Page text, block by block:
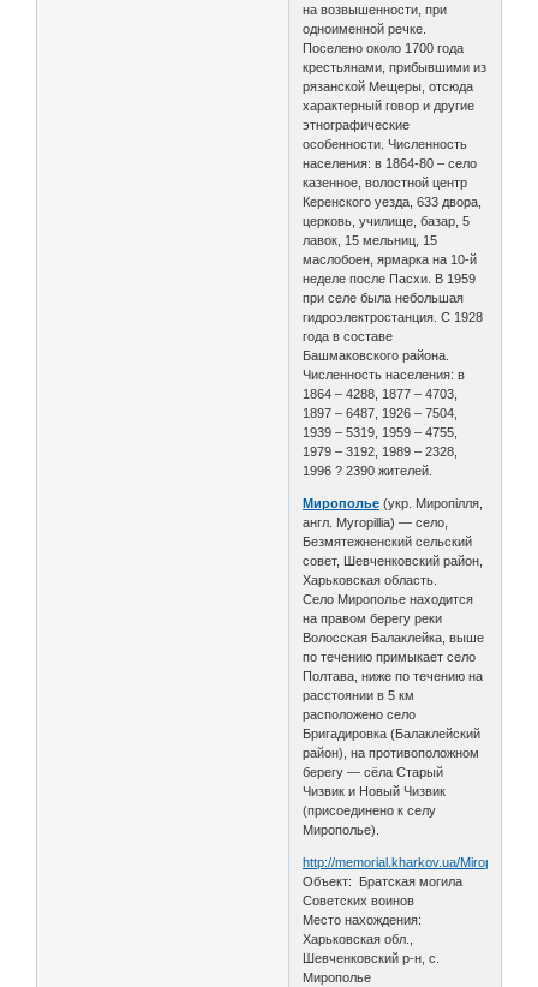
на возвышенности, при
одноименной речке.
Поселено около 1700 года
крестьянами, прибывшими из
рязанской Мещеры, отсюда
характерный говор и другие
этнографические
особенности. Численность
населения: в 1864-80 – село
казенное, волостной центр
Керенского уезда, 633 двора,
церковь, училище, базар, 5
лавок, 15 мельниц, 15
маслобоен, ярмарка на 10-й
неделе после Пасхи. В 1959
при селе была небольшая
гидроэлектростанция. С 1928
года в составе
Башмаковского района.
Численность населения: в
1864 – 4288, 1877 – 4703,
1897 – 6487, 1926 – 7504,
1939 – 5319, 1959 – 4755,
1979 – 3192, 1989 – 2328,
1996 ? 2390 жителей.
Мирополье (укр. Миропілля,
англ. Myropillia) — село,
Безмятежненский сельский
совет, Шевченковский район,
Харьковская область.
Село Мирополье находится
на правом берегу реки
Волосская Балаклейка, выше
по течению примыкает село
Полтава, ниже по течению на
расстоянии в 5 км
расположено село
Бригадировка (Балаклейский
район), на противоположном
берегу — сёла Старый
Чизвик и Новый Чизвик
(присоединено к селу
Мирополье).
http://memorial.kharkov.ua/Miropolie
Объект: Братская могила
Cоветских воинов
Место нахождения:
Харьковская обл.,
Шевченковский р-н, с.
Мирополье